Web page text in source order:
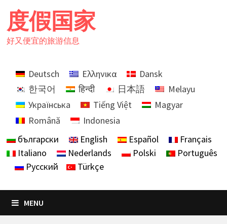
content
度假国家
好又便宜的旅游信息
Deutsch Ελληνικα
Dansk
한국어
हिन्दी 日本語
Melayu
Українська
Tiếng Việt
Magyar
Română
Indonesia
български
English Español
Français
Italiano
Nederlands Polski
Português
Русский
Türkçe
MENU